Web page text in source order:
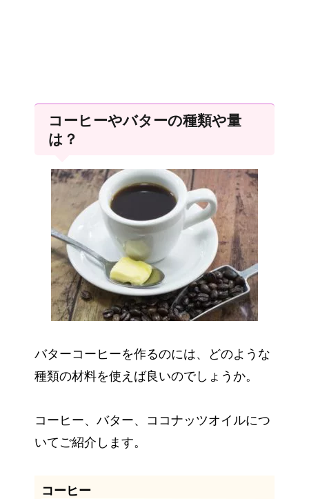
コーヒーやバターの種類や量
は？
バターコーヒーを作るのには、どのような
種類の材料を使えば良いのでしょうか。
コーヒー、バター、ココナッツオイルにつ
いてご紹介します。
コーヒー